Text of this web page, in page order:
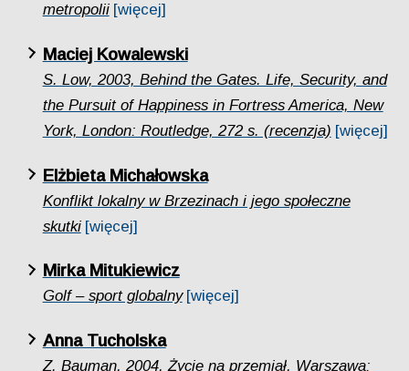
metropolii [więcej]
Maciej Kowalewski
S. Low, 2003, Behind the Gates. Life, Security, and
the Pursuit of Happiness in Fortress America, New
York, London: Routledge, 272 s. (recenzja) [więcej]
Elżbieta Michałowska
Konflikt lokalny w Brzezinach i jego społeczne
skutki [więcej]
Mirka Mitukiewicz
Golf – sport globalny [więcej]
Anna Tucholska
Z. Bauman, 2004, Życie na przemiał, Warszawa: